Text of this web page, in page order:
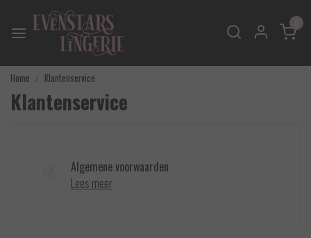
Home Klantenservice
Klantenservice
Algemene voorwaarden
Lees meer